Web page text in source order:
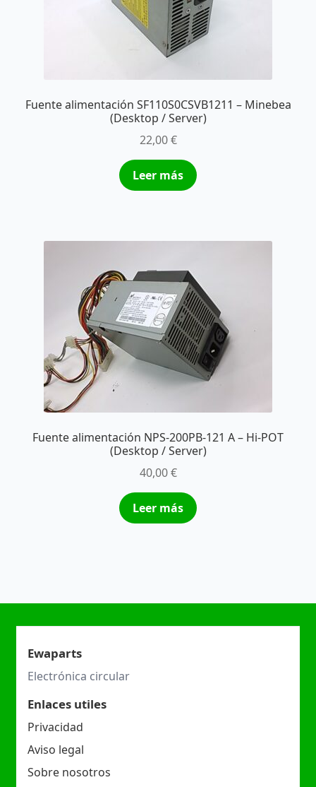
Fuente alimentación SF110S0CSVB1211 – Minebea
(Desktop / Server)
22,00€
Leer más
Fuente alimentación NPS-200PB-121 A – Hi-POT
(Desktop / Server)
40,00€
Leer más
Ewaparts
Electrónica circular
Enlaces utiles
Privacidad
Aviso legal
Sobre nosotros